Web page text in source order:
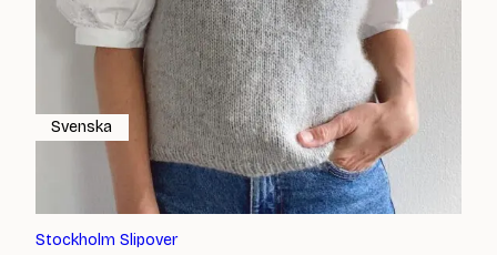
Stockholm Slipover
Svenska